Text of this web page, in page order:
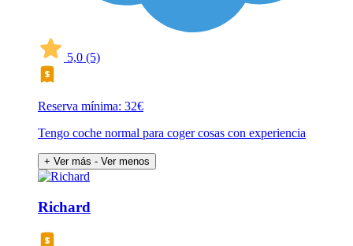
5,0 (5)
Reserva mínima: 32€
Tengo coche normal para coger cosas con experiencia
+ Ver más - Ver menos
Richard